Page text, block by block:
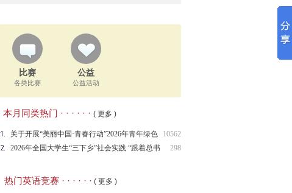
比赛
各类比赛
公益
公益活动
本月同类热门 · · · · · · ( 更多 )
10562
关于开展“美丽中国·青春行动”2026年青年绿色
长征科考实践活动的通知（附2025年入选团队名单）
298
2026年全国大学生“三下乡”社会实践 “跟着总书
热门英语竞赛 · · · · · · ( 更多 )